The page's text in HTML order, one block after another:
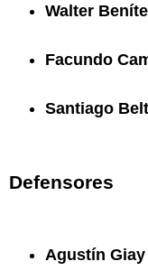
Walter
Facundo
Santiago
Defensores
Agustín Giay